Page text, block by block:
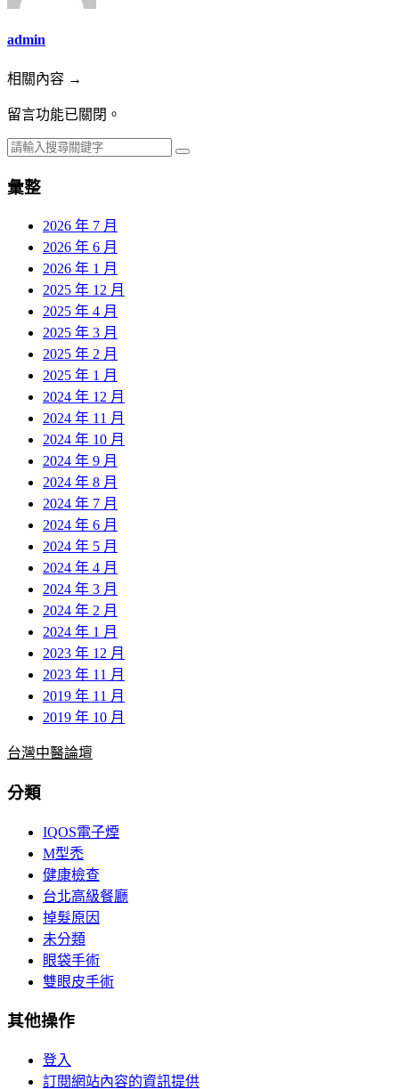
admin
相關內容 →
留言功能已關閉。
彙整
2026 年 7 月
2026 年 6 月
2026 年 1 月
2025 年 12 月
2025 年 4 月
2025 年 3 月
2025 年 2 月
2025 年 1 月
2024 年 12 月
2024 年 11 月
2024 年 10 月
2024 年 9 月
2024 年 8 月
2024 年 7 月
2024 年 6 月
2024 年 5 月
2024 年 4 月
2024 年 3 月
2024 年 2 月
2024 年 1 月
2023 年 12 月
2023 年 11 月
2019 年 11 月
2019 年 10 月
台灣中醫論壇
分類
IQOS電子煙
M型禿
健康檢查
台北高級餐廳
掉髮原因
未分類
眼袋手術
雙眼皮手術
其他操作
登入
訂閱網站內容的資訊提供